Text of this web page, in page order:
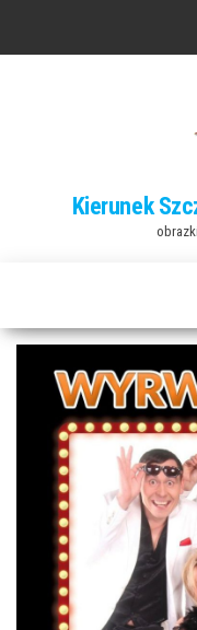
Kierunek